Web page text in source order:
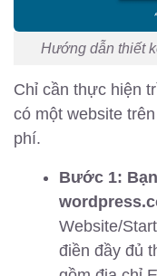
Hướng dẫn thiết
Chỉ cần thực hiện
có một website
phí.
Bước 1:
Website/
điền đầy đủ